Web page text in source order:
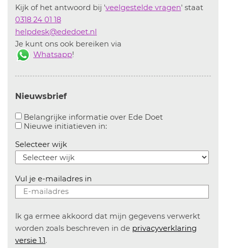
Kijk of het antwoord bij 'veelgestelde vragen' staat
0318 24 01 18
helpdesk@ededoet.nl
Je kunt ons ook bereiken via
Whatsapp!
Nieuwsbrief
Belangrijke informatie over Ede Doet
Nieuwe initiatieven in:Aanvinken om informatie over
Selecteer wijk
Vul je e-mailadres in
Ik ga ermee akkoord dat mijn gegevens verwerkt
worden zoals beschreven in de privacyverklaring
versie 1.1.